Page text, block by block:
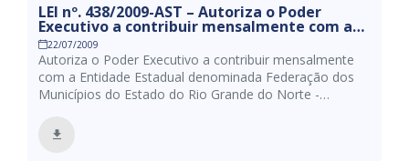
LEI nº. 438/2009-AST – Autoriza o Poder
Executivo a contribuir mensalmente com a
Entidade Estadual denominada Federação
dos Municípios do Estado do Rio Grande do
Norte – FEMURN.
22/07/2009
Autoriza o Poder Executivo a contribuir mensalmente
com a Entidade Estadual denominada Federação dos
Municípios do Estado do Rio Grande do Norte -